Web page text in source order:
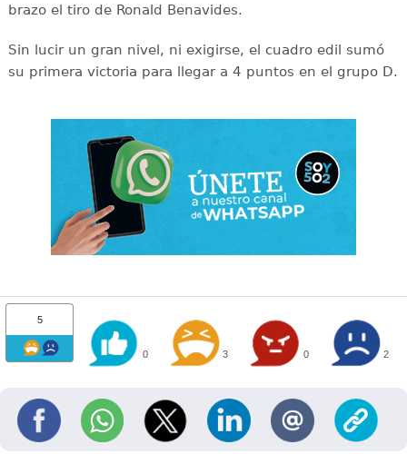
brazo el tiro de Ronald Benavides.
Sin lucir un gran nivel, ni exigirse, el cuadro edil sumó
su primera victoria para llegar a 4 puntos en el grupo D.
5
0 3 0 2